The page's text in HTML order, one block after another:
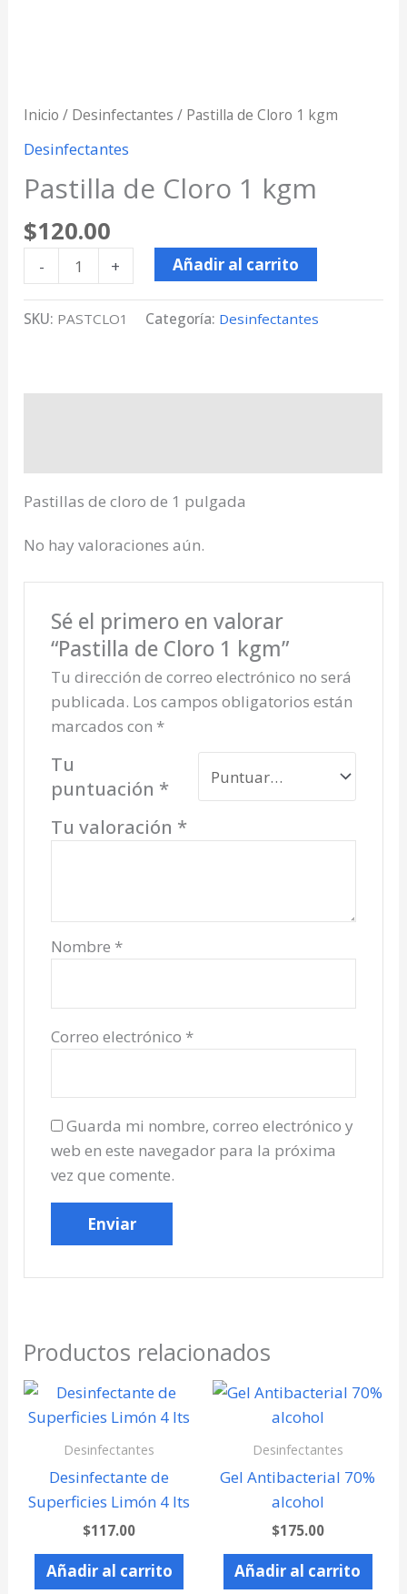
Inicio / Desinfectantes / Pastilla de Cloro 1 kgm
Desinfectantes
Pastilla de Cloro 1 kgm
$120.00
- + Añadir al carrito
SKU: PASTCLO1 Categoría: Desinfectantes
Pastillas de cloro de 1 pulgada
No hay valoraciones aún.
Sé el primero en valorar
“Pastilla de Cloro 1 kgm”
Tu dirección de correo electrónico no será
publicada. Los campos obligatorios están
marcados con *
Tu
puntuación *
Tu valoración *
Nombre *
Correo electrónico *
Guarda mi nombre, correo electrónico y
web en este navegador para la próxima
vez que comente.
Productos relacionados
Desinfectantes
Desinfectante de
Superficies Limón 4 lts
$117.00
Añadir al carrito
Desinfectantes
Gel Antibacterial 70%
alcohol
$175.00
Añadir al carrito